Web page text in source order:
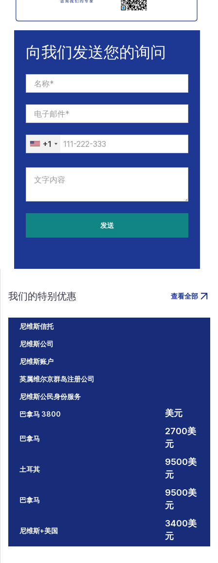
向我们发送您的询问
+1
发送
我们的特别优惠 查看全部
尼维斯信托
尼维斯公司
尼维斯账户
英属维尔京群岛注册公司
尼维斯公民身份服务
巴拿马 3800 美元
巴拿马
2700美
元
土耳其
9500美
元
巴拿马
9500美
元
尼维斯+美国
3400美
元